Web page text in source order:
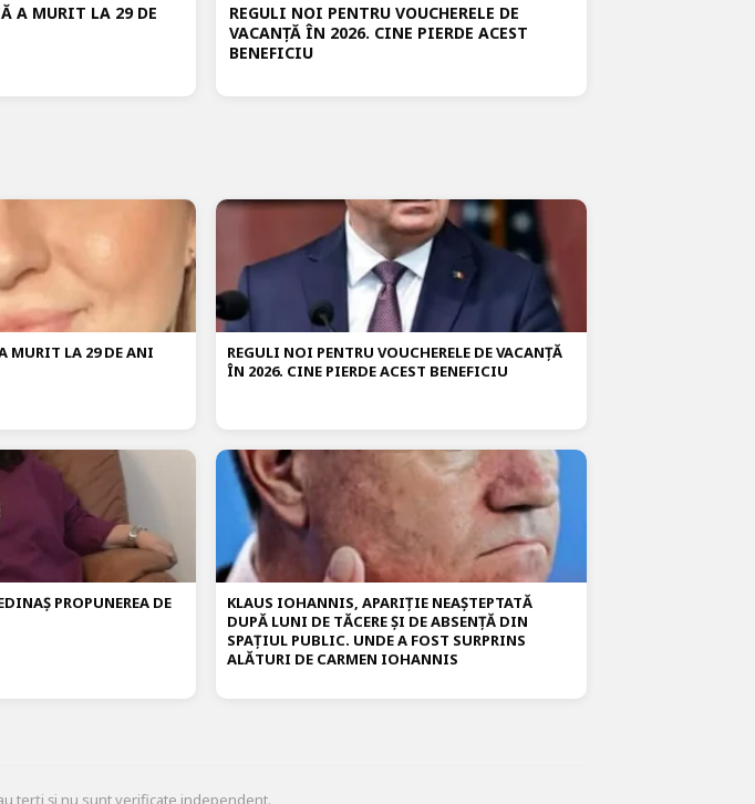
A MURIT LA 29 DE
REGULI NOI PENTRU VOUCHERELE DE
VACANȚĂ ÎN 2026. CINE PIERDE ACEST
BENEFICIU
MURIT LA 29 DE ANI
REGULI NOI PENTRU VOUCHERELE DE VACANȚĂ
ÎN 2026. CINE PIERDE ACEST BENEFICIU
PROPUNEREA DE
KLAUS IOHANNIS, APARIȚIE NEAȘTEPTATĂ
DUPĂ LUNI DE TĂCERE ȘI DE ABSENȚĂ DIN
SPAȚIUL PUBLIC. UNDE A FOST SURPRINS
ALĂTURI DE CARMEN IOHANNIS
terți și nu sunt verificate independent.